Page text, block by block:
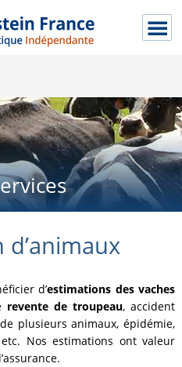
d’estimations des vaches
revente de troupeau, accident
plusieurs animaux, épidémie,
Nos estimations ont valeur